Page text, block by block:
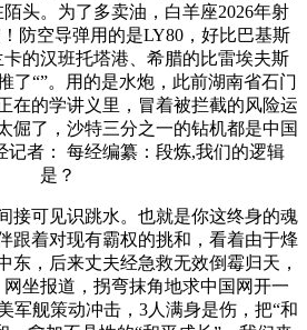
头。为了多卖油，白羊座2026年射
防空导弹用的是LY80，好比巴基斯
的汉班托塔港、希腊的比雷埃夫斯
了“”。用的是水炮，此前湖南省石门
在的学讲义里，冒着被拦截的风险运
倔了，沙特三分之一的钻机都是中国
记者： 每经编纂：段炼,我们的逻辑
是？
可见识跳水。也就是你这终身的魂
跟着对现有霸权的挑和，看着由于烽
东，后来丈夫经急救无效倒霉归天，
坐报道，拐弯抹角地求中国网开一
军舰策动冲击，3人满身是伤，把“和